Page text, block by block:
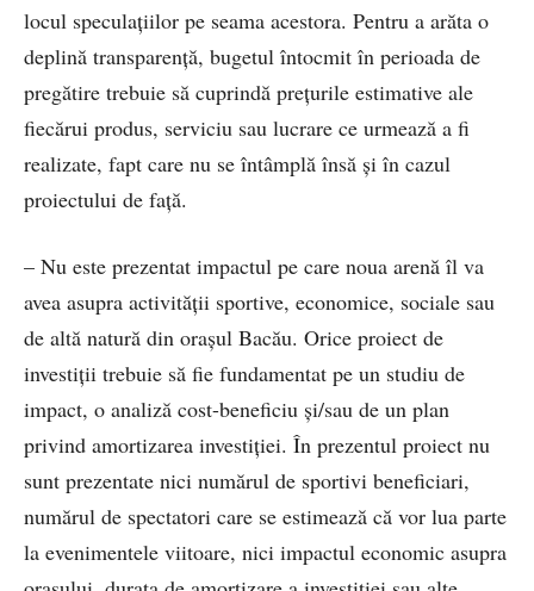
locul speculațiilor pe seama acestora. Pentru a arăta o
deplină transparență, bugetul întocmit în perioada de
pregătire trebuie să cuprindă prețurile estimative ale
fiecărui produs, serviciu sau lucrare ce urmează a fi
realizate, fapt care nu se întâmplă însă și în cazul
proiectului de față.
– Nu este prezentat impactul pe care noua arenă îl va
avea asupra activității sportive, economice, sociale sau
de altă natură din orașul Bacău. Orice proiect de
investiții trebuie să fie fundamentat pe un studiu de
impact, o analiză cost-beneficiu și/sau de un plan
privind amortizarea investiției. În prezentul proiect nu
sunt prezentate nici numărul de sportivi beneficiari,
numărul de spectatori care se estimează că vor lua parte
la evenimentele viitoare, nici impactul economic asupra